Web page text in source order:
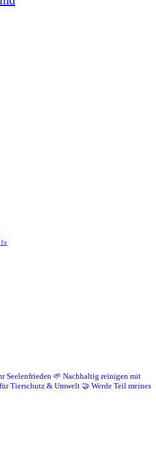
Seelenfrieden 🌱 Nachhaltig reinigen mit
Tierschutz & Umwelt 🤝 Werde Teil meines